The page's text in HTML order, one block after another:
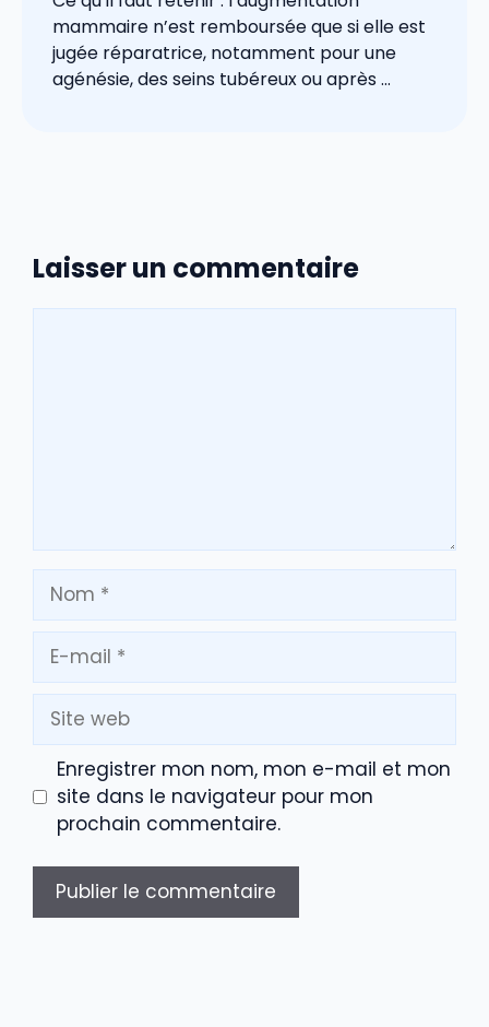
mammaire n’est remboursée que si elle est
jugée réparatrice, notamment pour une
agénésie, des seins tubéreux ou après ...
Laisser un commentaire
Nom
mail
Site
web
Enregistrer mon nom, mon e-mail et mon
site dans le navigateur pour mon
prochain commentaire.